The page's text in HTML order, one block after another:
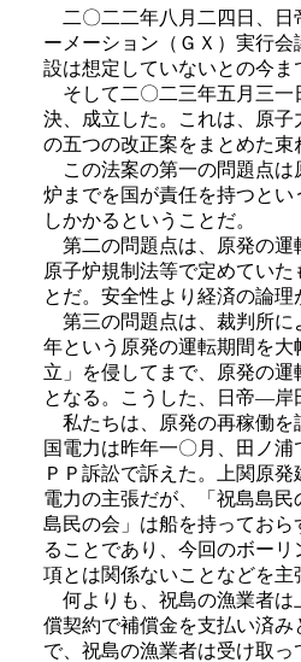
二〇二二年八月二四日、日
ーメーション（ＧＸ）実行
設は想定していないとの今
そして二〇二三年五月三一
決、成立した。これは、原
の五つの改正案をまとめた束
この法案の第一の問題点は
炉までを国が責任を持つと
しかかるということだ。
第二の問題点は、原発の運
原子炉規制法等で定めてい
とだ。安全性より経済の論
第三の問題点は、裁判所に
年という原発の運転期間を
立」を侵してまで、原発の
となる。こうした、日帝―岸
私たちは、原発の再稼働を
国電力は昨年一〇月、田ノ
ＰＰ訴訟で訴えた。上関原
電力の主張だが、「祝島島
島民の会」は船を持ってお
ることであり、今回のボー
項とは関係ないことなどを主
何よりも、祝島の漁業者は
償契約で補償金を支払い済
で、祝島の漁業者は受け取